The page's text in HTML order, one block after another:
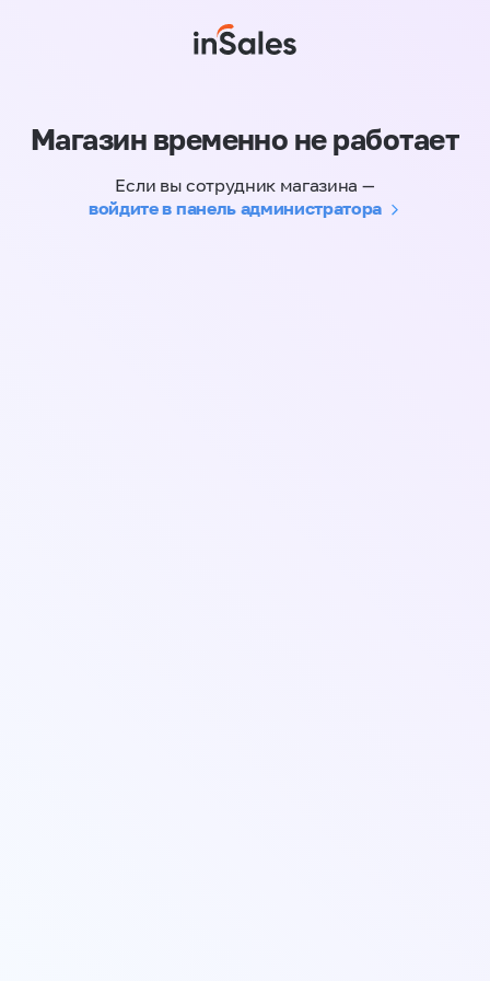
Магазин временно не работает
Если вы сотрудник магазина —
войдите в панель администратора